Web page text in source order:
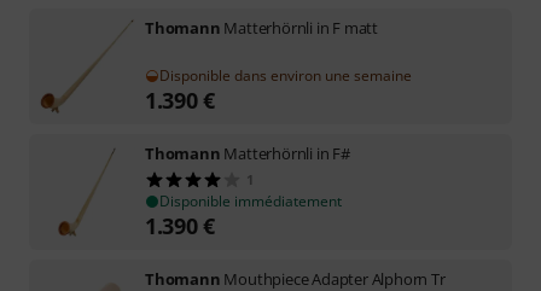
Thomann Matterhörnli in F matt
Disponible dans environ une semaine
1.390€
Thomann Matterhörnli in F#
1
Disponible immédiatement
1.390€
Thomann Mouthpiece Adapter Alphorn Tr